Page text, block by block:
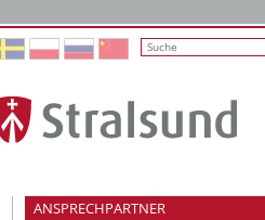
ANSPRECHPARTNER